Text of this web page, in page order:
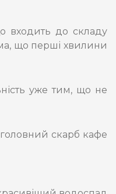
входить до складу
що перші хвилини
уже тим, що не
головний скарб кафе